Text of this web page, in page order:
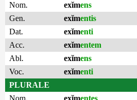
Nom.
exĭmens
Gen.
exĭmentis
Dat.
exĭmenti
Acc.
exĭmentem
Abl.
exĭmens
Voc.
exĭmenti
PLURALE
Nom.
exĭmentes